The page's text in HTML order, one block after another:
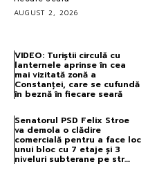
AUGUST 2, 2026
VIDEO: Turiștii circulă cu
lanternele aprinse în cea
mai vizitată zonă a
Constanței, care se cufundă
în beznă în fiecare seară
Senatorul PSD Felix Stroe
va demola o clădire
comercială pentru a face loc
unui bloc cu 7 etaje și 3
niveluri subterane pe str....